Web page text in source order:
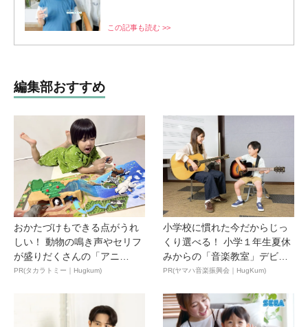
この記事も読む >>
編集部おすすめ
おかたづけもできる点がうれ
しい！ 動物の鳴き声やセリフ
が盛りだくさんの「アニ
ア ...
PR(タカラトミー｜Hugkum)
小学校に慣れた今だからじっ
くり選べる！ 小学１年生夏休
みからの「音楽教室」デビ
ュ...
PR(ヤマハ音楽振興会｜HugKum)